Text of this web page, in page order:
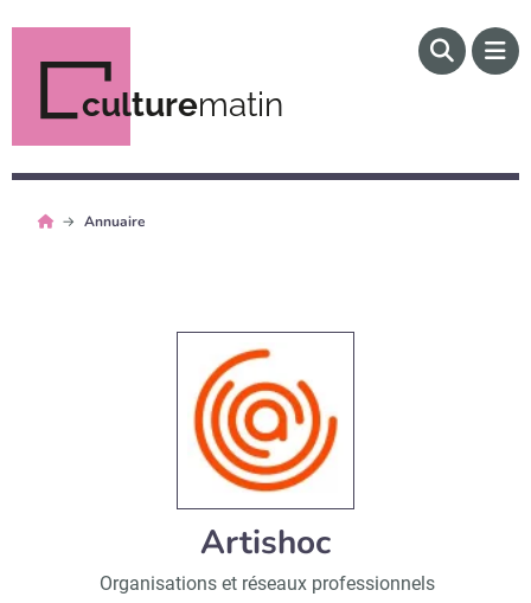
culturematin
Annuaire
Artishoc
Organisations et réseaux professionnels